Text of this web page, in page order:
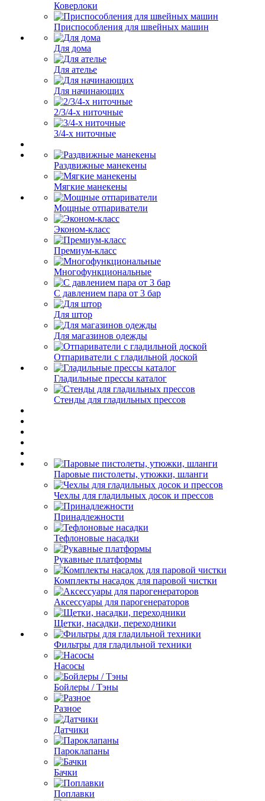
Коверлоки
Приспособления для швейных машин
Для дома
Для ателье
Для начинающих
2/3/4-х ниточные
3/4-х ниточные
Раздвижные манекены
Мягкие манекены
Мощные отпариватели
Эконом-класс
Премиум-класс
Многофункциональные
С давлением пара от 3 бар
Для штор
Для магазинов одежды
Отпариватели с гладильной доской
Гладильные прессы каталог
Стенды для гладильных прессов
Паровые пистолеты, утюжки, шланги
Чехлы для гладильных досок и прессов
Принадлежности
Тефлоновые насадки
Рукавные платформы
Комплекты насадок для паровой чистки
Аксессуары для парогенераторов
Щетки, насадки, переходники
Фильтры для гладильной техники
Насосы
Бойлеры / Тэны
Разное
Датчики
Пароклапаны
Бачки
Поплавки